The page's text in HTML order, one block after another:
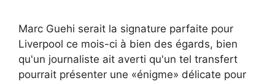
Marc Guehi serait la signature parfaite pour
Liverpool ce mois-ci à bien des égards, bien
qu'un journaliste ait averti qu'un tel transfert
pourrait présenter une «énigme» délicate pour